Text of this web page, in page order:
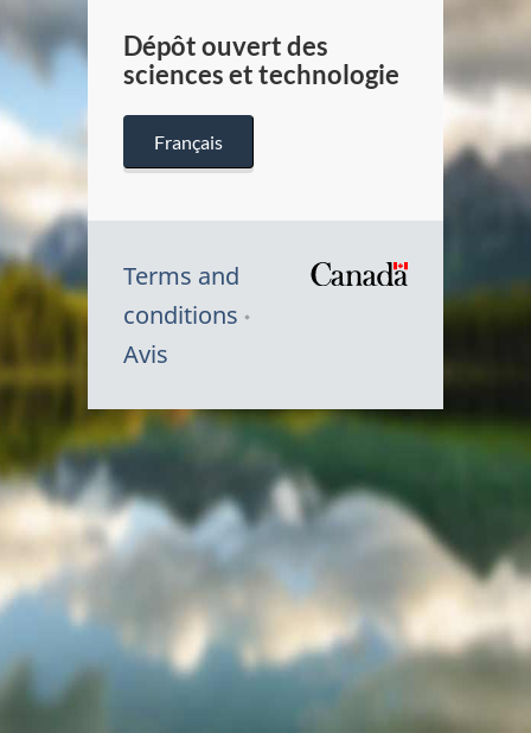
Dépôt ouvert des
sciences et technologie
Français
Terms and
conditions
Avis
Symbole
du